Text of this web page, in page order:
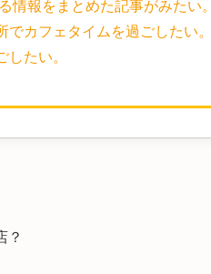
情報をまとめた記事がみたい。
でカフェタイムを過ごしたい。
したい。
？